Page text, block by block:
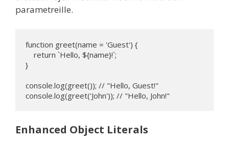
parametreille.
function greet(name = 'Guest') {
}
console.log(greet()); // "Hello, Guest!"
console.log(greet('John')); // "Hello, John!"
Enhanced Object Literals